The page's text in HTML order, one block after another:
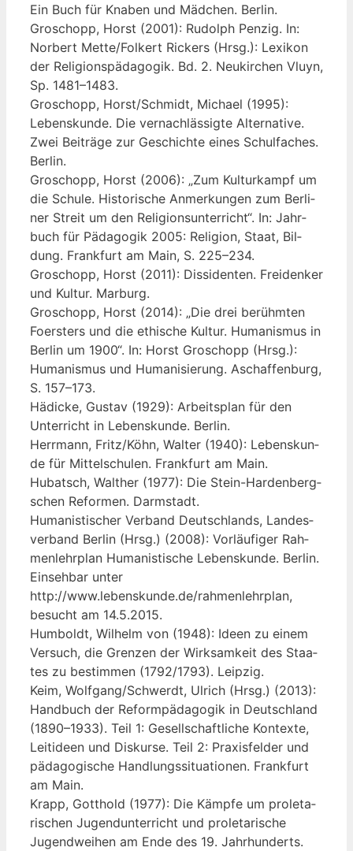
Ein Buch für Kna­ben und Mäd­chen. Berlin.
Gro­schopp, Horst (2001): Rudolph Pen­zig. In:
Nor­bert Mette/Folkert Rickers (Hrsg.): Lexi­kon
der Reli­gi­ons­päd­ago­gik. Bd. 2. Neu­kir­chen Vluyn,
Sp. 1481–1483.
Gro­schopp, Horst/Schmidt, Micha­el (1995):
Lebens­kun­de. Die ver­nach­läs­sig­te Alter­na­ti­ve.
Zwei Bei­trä­ge zur Geschich­te eines Schul­fa­ches.
Berlin.
Gro­schopp, Horst (2006): „Zum Kul­tur­kampf um
die Schu­le. His­to­ri­sche Anmer­kun­gen zum Ber­li­
ner Streit um den Reli­gi­ons­un­ter­richt“. In: Jahr­
buch für Päd­ago­gik 2005: Reli­gi­on, Staat, Bil­
dung. Frank­furt am Main, S. 225–234.
Gro­schopp, Horst (2011): Dis­si­den­ten. Frei­den­ker
und Kul­tur. Marburg.
Gro­schopp, Horst (2014): „Die drei berühm­ten
Foers­ters und die ethi­sche Kul­tur. Huma­nis­mus in
Ber­lin um 1900“. In: Horst Gro­schopp (Hrsg.):
Huma­nis­mus und Huma­ni­sie­rung. Aschaf­fen­burg,
S. 157–173.
Hädi­cke, Gus­tav (1929): Arbeits­plan für den
Unter­richt in Lebens­kun­de. Berlin.
Herr­mann, Fritz/Köhn, Wal­ter (1940): Lebens­kun­
de für Mit­tel­schu­len. Frank­furt am Main.
Hub­atsch, Walt­her (1977): Die Stein-Har­den­berg­
schen Refor­men. Darmstadt.
Huma­nis­ti­scher Ver­band Deutsch­lands, Lan­des­
ver­band Ber­lin (Hrsg.) (2008): Vor­läu­fi­ger Rah­
men­lehr­plan Huma­nis­ti­sche Lebens­kun­de. Ber­lin.
Ein­seh­bar unter
http://www.lebenskunde.de/rahmenlehrplan,
besucht am 14.5.2015.
Hum­boldt, Wil­helm von (1948): Ideen zu einem
Ver­such, die Gren­zen der Wirk­sam­keit des Staa­
tes zu bestim­men (1792/1793). Leipzig.
Keim, Wolfgang/Schwerdt, Ulrich (Hrsg.) (2013):
Hand­buch der Reform­päd­ago­gik in Deutsch­land
(1890–1933). Teil 1: Gesell­schaft­li­che Kon­tex­te,
Leit­ideen und Dis­kur­se. Teil 2: Pra­xis­fel­der und
päd­ago­gi­sche Hand­lungs­si­tua­tio­nen. Frank­furt
am Main.
Krapp, Gott­hold (1977): Die Kämp­fe um pro­le­ta­
ri­schen Jugend­un­ter­richt und pro­le­ta­ri­sche
Jugend­wei­hen am Ende des 19. Jahr­hun­derts.